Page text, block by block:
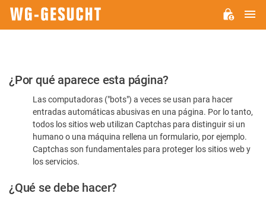
Por
favor,
confirme
humano
¿Por qué aparece esta página?
Las computadoras ("bots") a veces se usan para hacer
entradas automáticas abusivas en una página. Por lo tanto,
todos los sitios web utilizan Captchas para distinguir si un
humano o una máquina rellena un formulario, por ejemplo.
Captchas son fundamentales para proteger los sitios web y
los servicios.
¿Qué se debe hacer?